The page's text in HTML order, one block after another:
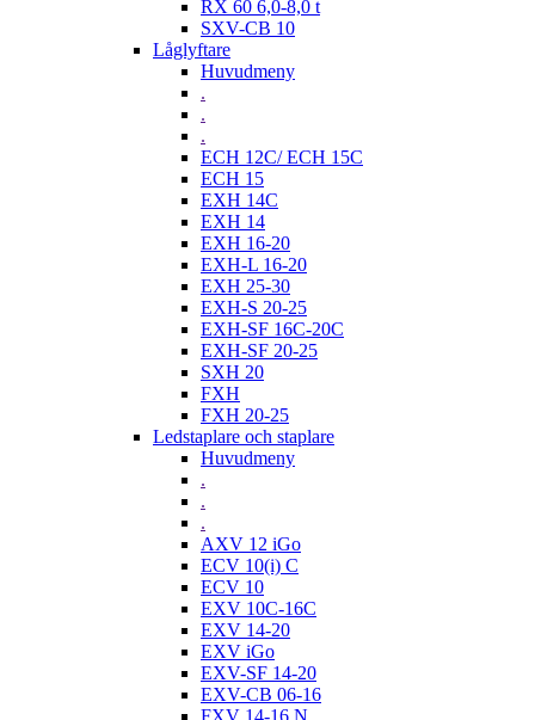
RX 60 6,0-8,0 t
SXV-CB 10
Låglyftare
Huvudmeny
.
.
.
ECH 12C/ ECH 15C
ECH 15
EXH 14C
EXH 14
EXH 16-20
EXH-L 16-20
EXH 25-30
EXH-S 20-25
EXH-SF 16C-20C
EXH-SF 20-25
SXH 20
FXH
FXH 20-25
Ledstaplare och staplare
Huvudmeny
.
.
.
AXV 12 iGo
ECV 10(i) C
ECV 10
EXV 10C-16C
EXV 14-20
EXV iGo
EXV-SF 14-20
EXV-CB 06-16
FXV 14-16 N